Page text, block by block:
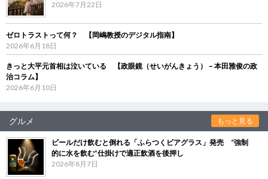
2026年7月22日
ゼロトラストって何？ 【岡嶋教授のデジタル指南】
2026年6月18日
きっと大平元首相は泣いている 【政眼鏡（せいがんきょう）－本田雅俊の政
治コラム】
2026年6月10日
グルメ もっと見る
ビールだけ飲むと倒れる「ふらつくビアグラス」発売 “強制
的に水を飲む”仕掛けで適正飲酒を後押し
2026年8月7日